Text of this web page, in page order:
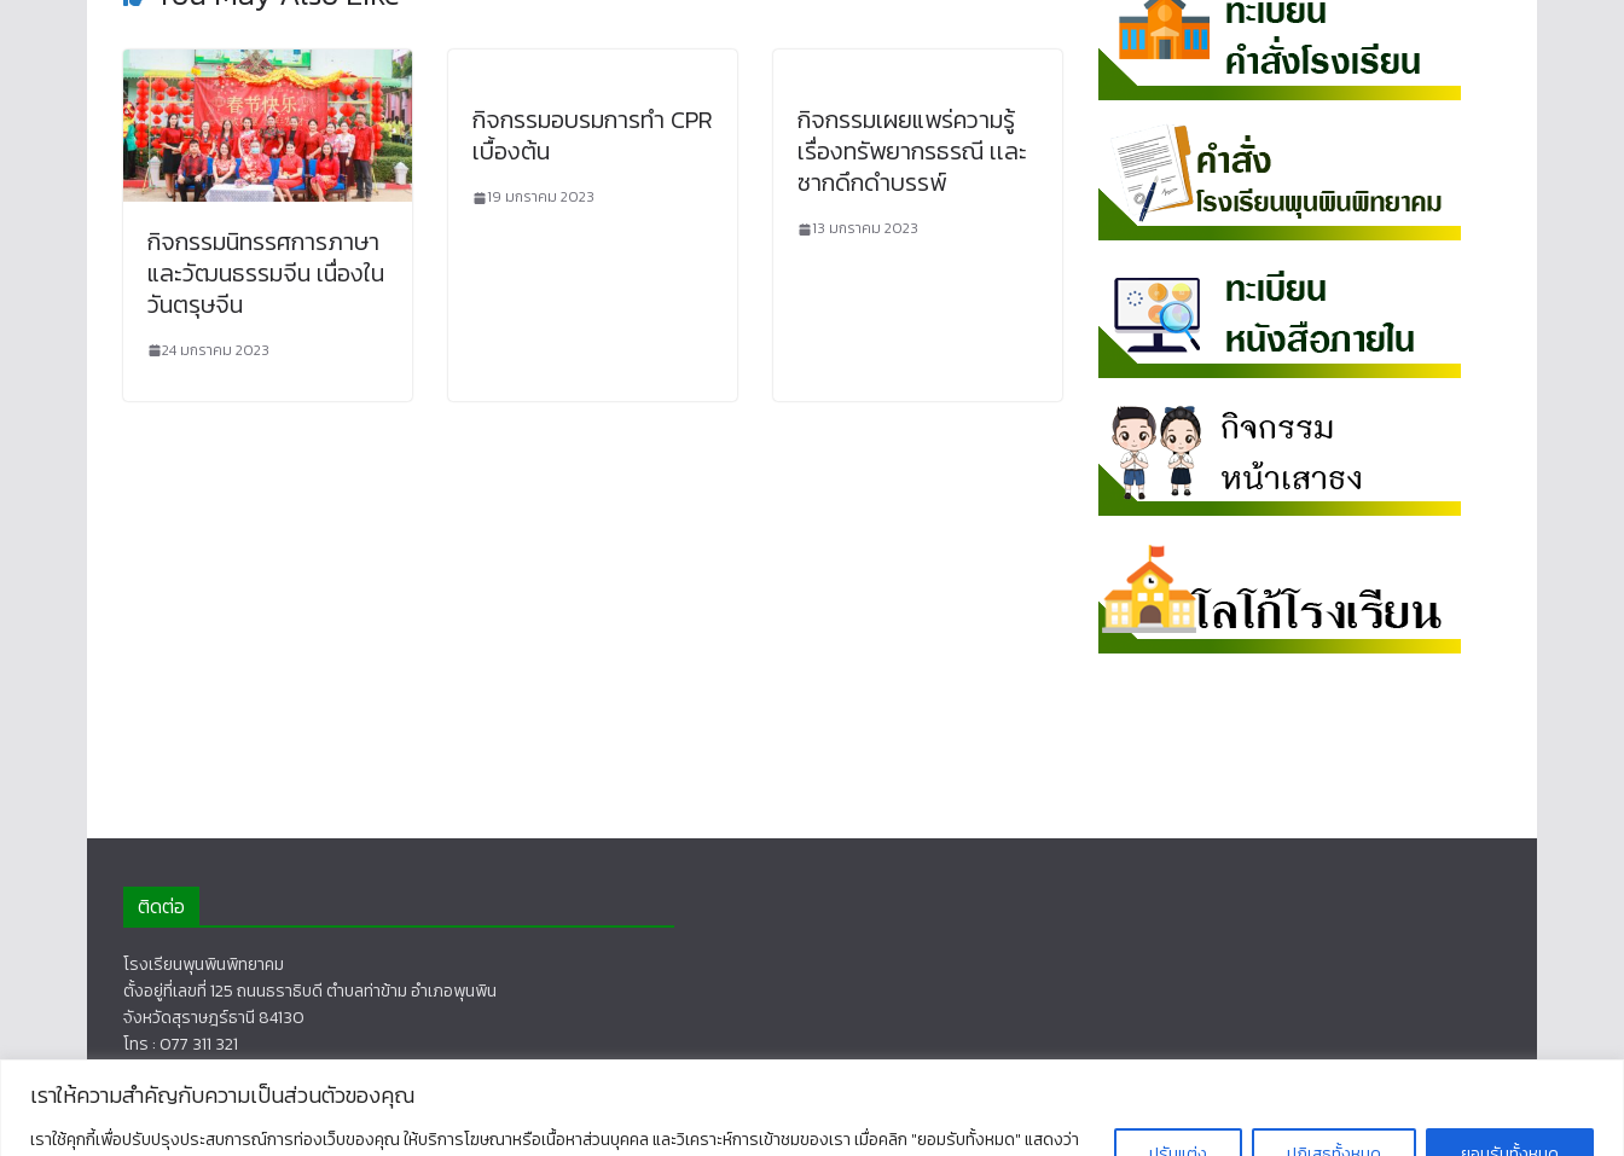
เราให้ความสำคัญกับความเป็นส่วนตัวของคุณ
เราใช้คุกกี้เพื่อปรับปรุงประสบการณ์การท่องเว็บของคุณ ให้บริการโฆษณาหรือเนื้อหาส่วนบุคคล และวิเคราะห์การเข้าชมของเรา เมื่อคลิก "ยอมรับทั้งหมด" แสดงว่า
กิจกรรมนิทรรศการภาษา
และวัฒนธรรมจีน เนื่องใน
วันตรุษจีน
24 มกราคม 2023
กิจกรรมอบรมการทำ CPR
เบื้องต้น
19 มกราคม 2023
กิจกรรมเผยแพร่ความรู้
เรื่องทรัพยากรธรณี เเละ
ซากดึกดำบรรพ์
13 มกราคม 2023
ติดต่อ
โรงเรียนพุนพินพิทยาคม
ตั้งอยู่ที่เลขที่ 125 ถนนธราธิบดี ตำบลท่าข้าม อำเภอพุนพิน
จังหวัดสุราษฎร์ธานี 84130
โทร : 077 311 321
Copyright © 2026โรงเรียนพุนพินพิทยาคม. All rights reserved.